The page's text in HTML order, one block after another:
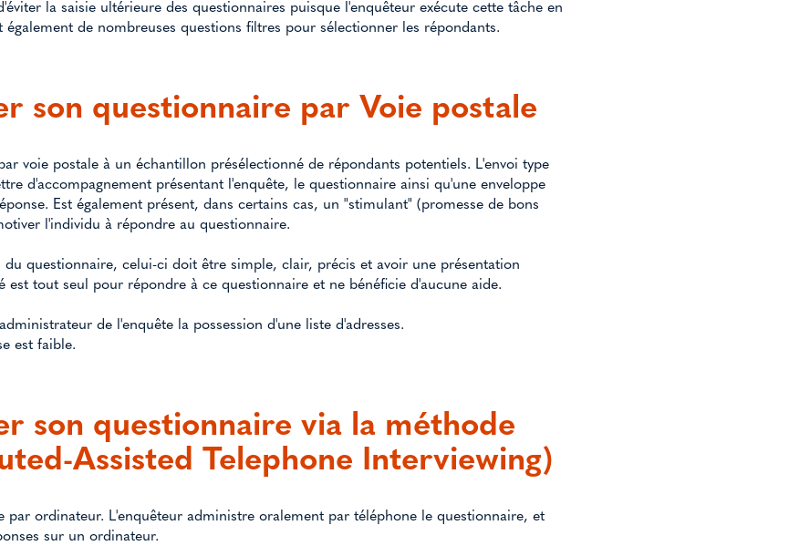
la saisie ultérieure des questionnaires puisque l'enquêteur exécute cette tâche en
de nombreuses questions filtres pour sélectionner les répondants.
son questionnaire par Voie postale
voie postale à un échantillon présélectionné de répondants potentiels. L'envoi type
d'accompagnement présentant l'enquête, le questionnaire ainsi qu'une enveloppe
Est également présent, dans certains cas, un "stimulant" (promesse de bons
l'individu à répondre au questionnaire.
du questionnaire, celui-ci doit être simple, clair, précis et avoir une présentation
est tout seul pour répondre à ce questionnaire et ne bénéficie d'aucune aide.
de l'enquête la possession d'une liste d'adresses.
est faible.
son questionnaire via la méthode
Assisted Telephone Interviewing)
par ordinateur. L'enquêteur administre oralement par téléphone le questionnaire, et
sur un ordinateur.